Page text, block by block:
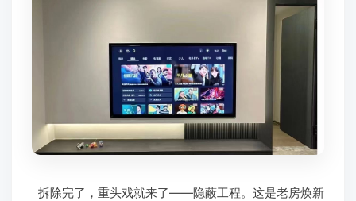
拆除完了，重头戏就来了——隐蔽工程。这是老房焕新